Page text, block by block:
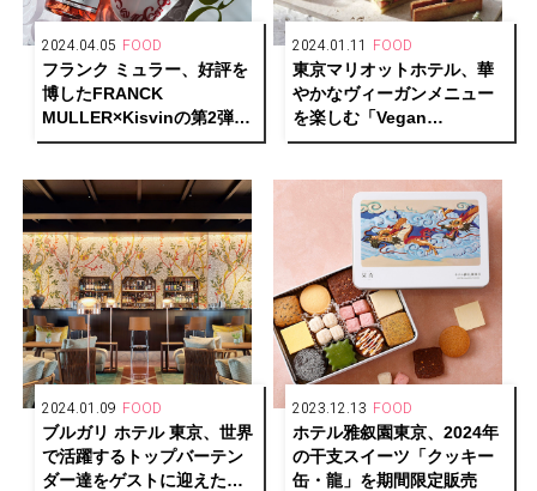
2024.04.05 FOOD
フランク ミュラー、好評を
博したFRANCK
MULLER×Kisvinの第2弾
「Pinot Noir Rosé 2022」
2024.01.11 FOOD
東京マリオットホテル、華
やかなヴィーガンメニュー
を楽しむ「Vegan
Afternoon Tea -Spring-」
2024.01.09 FOOD
ブルガリ ホテル 東京、世界
で活躍するトップバーテン
ダー達をゲストに迎えたカ
2023.12.13 FOOD
ホテル雅叙園東京、2024年
の干支スイーツ「クッキー
缶・龍」を期間限定販売